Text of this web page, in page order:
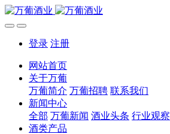
登录 注册
网站首页
关于万葡
万葡简介 万葡招聘 联系我们
新闻中心
全部 万葡新闻 酒业头条 行业观察
酒类产品